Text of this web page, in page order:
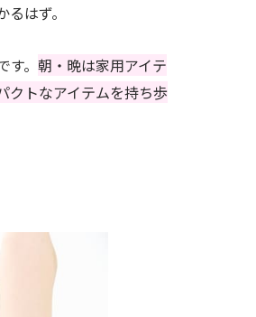
はず。
。 朝・晩は家用アイテ
クトなアイテムを持ち歩